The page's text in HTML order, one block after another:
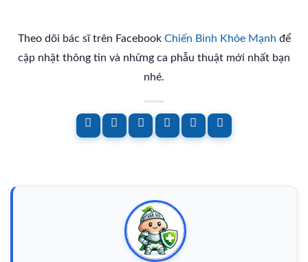
Theo dõi bác sĩ trên Facebook Chiến Binh Khỏe Mạnh để
cập nhật thông tin và những ca phẫu thuật mới nhất bạn
nhé.